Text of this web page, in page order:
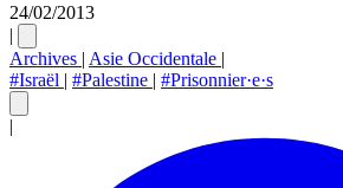
24/02/2013
|
Archives | Asie Occidentale |
#Israël | #Palestine | #Prisonnier·e·s
|